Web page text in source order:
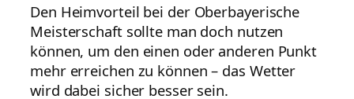
Den Heimvorteil bei der Oberbayerische
Meisterschaft sollte man doch nutzen
können, um den einen oder anderen Punkt
mehr erreichen zu können – das Wetter
wird dabei sicher besser sein.